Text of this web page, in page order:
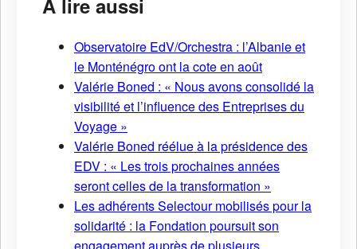
À lire aussi
Observatoire EdV/Orchestra : l’Albanie et
le Monténégro ont la cote en août
Valérie Boned : « Nous avons consolidé la
visibilité et l’influence des Entreprises du
Voyage »
Valérie Boned réélue à la présidence des
EDV : « Les trois prochaines années
seront celles de la transformation »
Les adhérents Selectour mobilisés pour la
solidarité : la Fondation poursuit son